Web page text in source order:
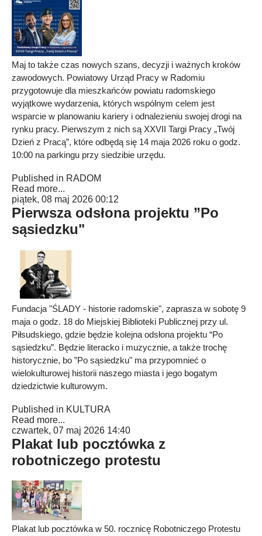
Maj to także czas nowych szans, decyzji i ważnych kroków
zawodowych. Powiatowy Urząd Pracy w Radomiu
przygotowuje dla mieszkańców powiatu radomskiego
wyjątkowe wydarzenia, których wspólnym celem jest
wsparcie w planowaniu kariery i odnalezieniu swojej drogi na
rynku pracy. Pierwszym z nich są XXVII Targi Pracy „Twój
Dzień z Pracą”, które odbędą się 14 maja 2026 roku o godz.
10:00 na parkingu przy siedzibie urzędu.
Published in RADOM
Read more...
piątek, 08 maj 2026 00:12
Pierwsza odsłona projektu ”Po
sąsiedzku"
Fundacja "ŚLADY - historie radomskie", zaprasza w sobotę 9
maja o godz. 18 do Miejskiej Biblioteki Publicznej przy ul.
Piłsudskiego, gdzie będzie kolejna odsłona projektu “Po
sąsiedzku”. Będzie literacko i muzycznie, a także trochę
historycznie, bo ”Po sąsiedzku" ma przypomnieć o
wielokulturowej historii naszego miasta i jego bogatym
dziedzictwie kulturowym.
Published in KULTURA
Read more...
czwartek, 07 maj 2026 14:40
Plakat lub pocztówka z
robotniczego protestu
Plakat lub pocztówka w 50. rocznicę Robotniczego Protestu